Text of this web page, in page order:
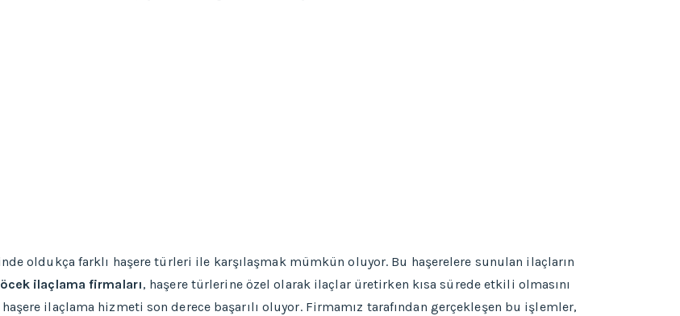
oldukça farklı haşere türleri ile karşılaşmak mümkün oluyor. Bu haşerelere sunulan ilaçların
ilaçlama firmaları, haşere türlerine özel olarak ilaçlar üretirken kısa sürede etkili olmasını
ilaçlama hizmeti son derece başarılı oluyor. Firmamız tarafından gerçekleşen bu işlemler,